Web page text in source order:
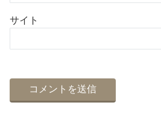
サイト